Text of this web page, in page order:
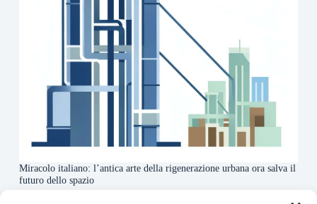
Miracolo italiano: l’antica arte della rigenerazione urbana ora salva il
futuro dello spazio